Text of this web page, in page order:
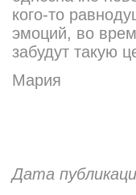
кого-то
эмоций, во
забудут такую
Мария
Дата